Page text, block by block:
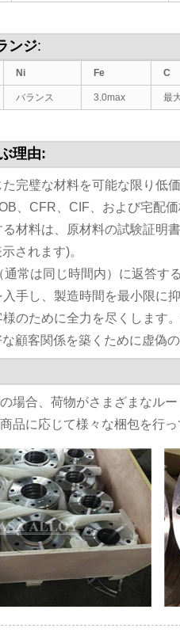
ンジ:
Ni Fe C
バランス 3.0max 最
理由:
完璧な材料を可能な限り低
、CFR、CIF、および宅配
材料は、原材料の試験証明
されます)。
常は同じ時間内）に返答す
手し、製造時間を最小限に
のために全力を尽くします
顧客関係を築くために虚偽
場合、荷物がさまざまなル
品に応じて様々な梱包を行